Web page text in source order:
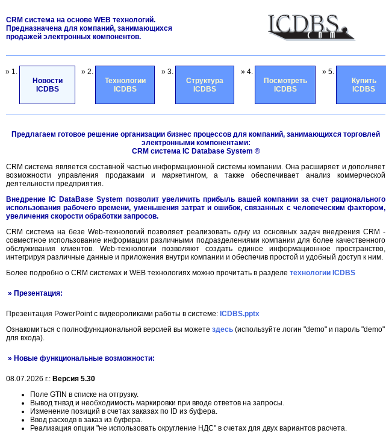
CRM система на основе WEB технологий.
Предназначена для компаний, занимающихся
продажей электронных компонентов.
» 1.
Новости
ICDBS
» 2.
Технологии
ICDBS
» 3.
Структура
ICDBS
» 4.
Посмотреть
ICDBS
» 5.
Купить
ICDBS
Предлагаем готовое решение организации бизнес процессов для компаний, занимающихся торговлей
электронными компонентами:
CRM система IC Database System ®
CRM система является составной частью информационной системы компании. Она расширяет и дополняет
возможности управления продажами и маркетингом, а также обеспечивает анализ коммерческой
деятельности предприятия.
Внедрение IC DataBase System позволит увеличить прибыль вашей компании за счет рационального
использования рабочего времени, уменьшения затрат и ошибок, связанных с человеческим фактором,
увеличения скорости обработки запросов.
CRM система на безе Web-технологий позволяет реализовать одну из основных задач внедрения CRM -
совместное использование информации различными подразделениями компании для более качественного
обслуживания клиентов. Web-технологии позволяют создать единое информационное пространство,
интегрируя различные данные и приложения внутри компании и обеспечив простой и удобный доступ к ним.
Более подробно о CRM системах и WEB технологиях можно прочитать в разделе технологии ICDBS
» Презентация:
Презентация PowerPoint с видеороликами работы в системе: ICDBS.pptx
Ознакомиться с полнофункциональной версией вы можете здесь (используйте логин "demo" и пароль "demo"
для входа).
» Новые функциональные возможности:
08.07.2026 г.: Версия 5.30
Поле GTIN в списке на отгрузку.
Вывод тнвэд и необходимость маркировки при вводе ответов на запросы.
Изменение позиций в счетах заказах по ID из буфера.
Ввод расходв в заказ из буфера.
Реализация опции "не использовать округление НДС" в счетах для двух вариантов расчета.